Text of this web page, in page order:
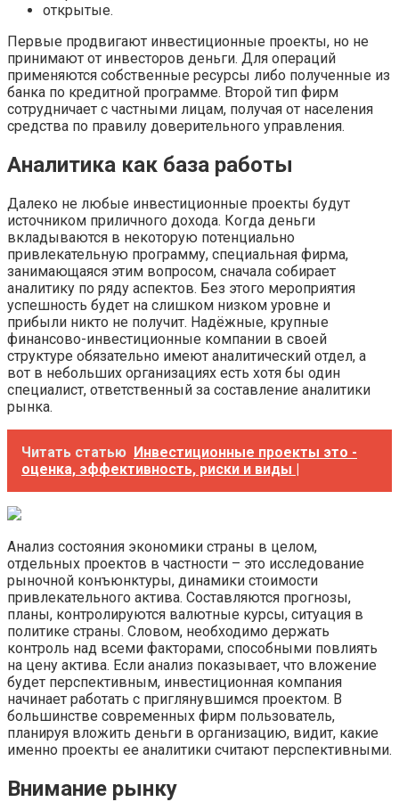
открытые.
Первые продвигают инвестиционные проекты, но не
принимают от инвесторов деньги. Для операций
применяются собственные ресурсы либо полученные из
банка по кредитной программе. Второй тип фирм
сотрудничает с частными лицам, получая от населения
средства по правилу доверительного управления.
Аналитика как база работы
Далеко не любые инвестиционные проекты будут
источником приличного дохода. Когда деньги
вкладываются в некоторую потенциально
привлекательную программу, специальная фирма,
занимающаяся этим вопросом, сначала собирает
аналитику по ряду аспектов. Без этого мероприятия
успешность будет на слишком низком уровне и
прибыли никто не получит. Надёжные, крупные
финансово-инвестиционные компании в своей
структуре обязательно имеют аналитический отдел, а
вот в небольших организациях есть хотя бы один
специалист, ответственный за составление аналитики
рынка.
Читать статью Инвестиционные проекты это -
оценка, эффективность, риски и виды |
Анализ состояния экономики страны в целом,
отдельных проектов в частности – это исследование
рыночной конъюнктуры, динамики стоимости
привлекательного актива. Составляются прогнозы,
планы, контролируются валютные курсы, ситуация в
политике страны. Словом, необходимо держать
контроль над всеми факторами, способными повлиять
на цену актива. Если анализ показывает, что вложение
будет перспективным, инвестиционная компания
начинает работать с приглянувшимся проектом. В
большинстве современных фирм пользователь,
планируя вложить деньги в организацию, видит, какие
именно проекты ее аналитики считают перспективными.
Внимание рынку